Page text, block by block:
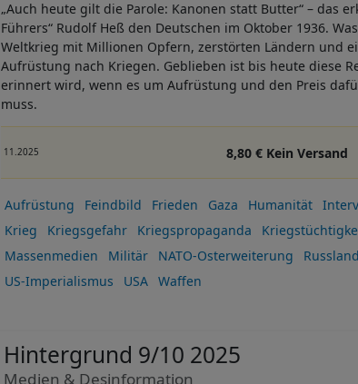
„Auch heute gilt die Parole: Kanonen statt Butter“ – das
Führers“ Rudolf Heß den Deutschen im Oktober 1936.
Weltkrieg mit Millionen Opfern, zerstörten Ländern und
Aufrüstung nach Kriegen. Geblieben ist bis heute diese
erinnert wird, wenn es um Aufrüstung und den Preis
muss.
11.2025 8,80 € Kein Versand
Aufrüstung Feindbild Frieden Gaza Humanität
Krieg
Kriegsgefahr Kriegspropaganda
Massenmedien
Militär NATO-Osterweiterung
US-Imperialismus
USA Waffen
Hintergrund 9/10 2025
Medien & Desinformation